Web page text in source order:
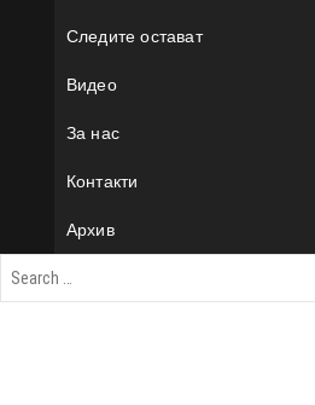
Следите остават
Видео
За нас
Контакти
Архив